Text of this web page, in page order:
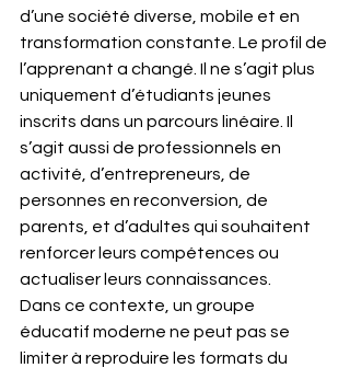
d’une société diverse, mobile et en
transformation constante. Le profil de
l’apprenant a changé. Il ne s’agit plus
uniquement d’étudiants jeunes
inscrits dans un parcours linéaire. Il
s’agit aussi de professionnels en
activité, d’entrepreneurs, de
personnes en reconversion, de
parents, et d’adultes qui souhaitent
renforcer leurs compétences ou
actualiser leurs connaissances.
Dans ce contexte, un groupe
éducatif moderne ne peut pas se
limiter à reproduire les formats du